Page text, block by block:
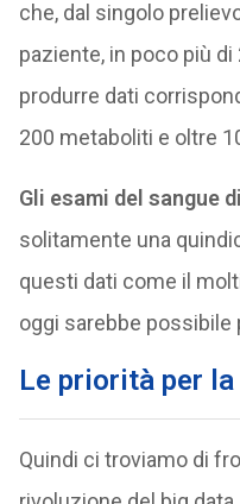
che, dal singolo
paziente, in poco più
produrre dati
200 metaboliti e oltre
Gli esami del sangue
solitamente una
questi dati come il
oggi sarebbe possibile
Le priorità per
Quindi ci troviamo di